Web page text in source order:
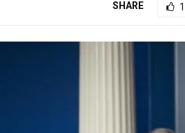
SHARE 1